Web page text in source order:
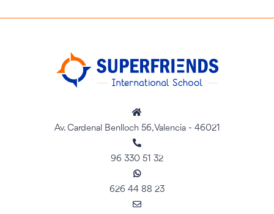
Av. Cardenal Benlloch 56, Valencia - 46021
96 330 51 32
626 44 88 23